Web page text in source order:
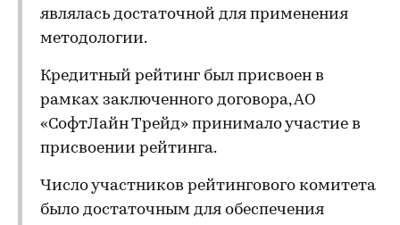
являлась достаточной для применения
методологии.
Кредитный рейтинг был присвоен в
рамках заключенного договора, АО
«СофтЛайн Трейд» принимало участие в
присвоении рейтинга.
Число участников рейтингового комитета
было достаточным для обеспечения